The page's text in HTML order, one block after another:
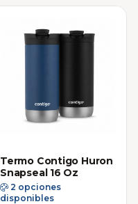
Termo Contigo Huron
Snapseal 16 Oz
2 opciones
disponibles